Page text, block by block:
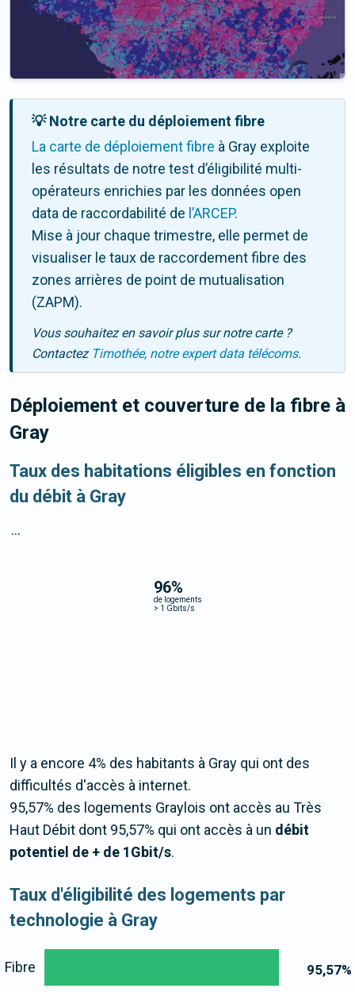
💡 Notre carte du déploiement fibre
La carte de déploiement fibre à Gray exploite
les résultats de notre test d’éligibilité multi-
opérateurs enrichies par les données open
data de raccordabilité de l’ARCEP.
Mise à jour chaque trimestre, elle permet de
visualiser le taux de raccordement fibre des
zones arrières de point de mutualisation
(ZAPM).
Vous souhaitez en savoir plus sur notre carte ?
Contactez Timothée, notre expert data télécoms.
Déploiement et couverture de la fibre à
Gray
Taux des habitations éligibles en fonction
du débit à Gray
96%
de logements
> 1 Gbits/s
...
Il y a encore 4% des habitants à Gray qui ont des
difficultés d'accès à internet.
95,57% des logements Graylois ont accès au Très
Haut Débit dont 95,57% qui ont accès à un débit
potentiel de + de 1Gbit/s.
Taux d'éligibilité des logements par
technologie à Gray
95,57%
Fibre